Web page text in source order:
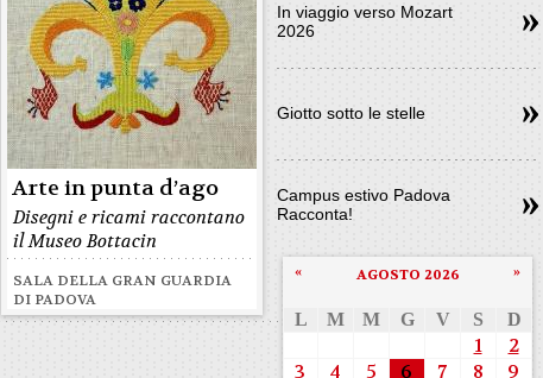
Arte in punta d’ago
Disegni e ricami raccontano
il Museo Bottacin
SALA DELLA GRAN GUARDIA
DI PADOVA
In viaggio verso Mozart
2026
Giotto sotto le stelle
Campus estivo Padova
Racconta!
AGOSTO 2026
« »
L M M G V S D
1
2
3
4 5 6 7 8 9